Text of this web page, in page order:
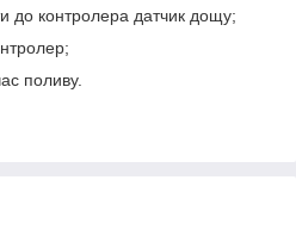
до контролера датчик дощу;
поливу.